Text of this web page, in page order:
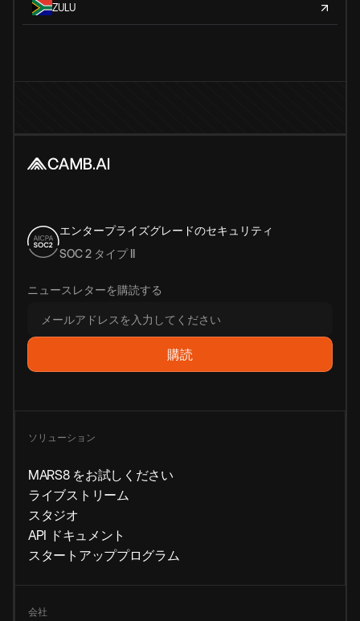
ZULU
エンタープライズグレードのセキュリティ
SOC 2 タイプ II
ニュースレターを購読する
ソリューション
MARS8 をお試しください
ライブストリーム
スタジオ
API ドキュメント
スタートアッププログラム
会社